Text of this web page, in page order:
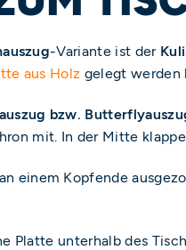
-Variante ist der
aus Holz gelegt werden
bzw.
mit. In der Mitte
einem Kopfende
Platte unterhalb des